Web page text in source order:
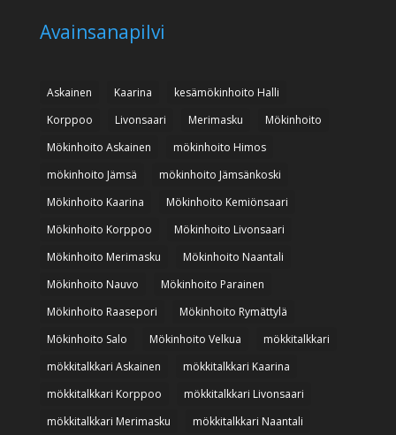
Avainsanapilvi
Askainen Kaarina
kesämökinhoito Halli
Korppoo
Livonsaari Merimasku
Mökinhoito
Mökinhoito Askainen
mökinhoito Himos
mökinhoito Jämsä
mökinhoito Jämsänkoski
Mökinhoito Kaarina
Mökinhoito Kemiönsaari
Mökinhoito Korppoo
Mökinhoito Livonsaari
Mökinhoito Merimasku
Mökinhoito Naantali
Mökinhoito Nauvo
Mökinhoito Parainen
Mökinhoito Raasepori
Mökinhoito Rymättylä
Mökinhoito Salo
Mökinhoito Velkua
mökkitalkkari
mökkitalkkari Askainen
mökkitalkkari Kaarina
mökkitalkkari Korppoo
mökkitalkkari Livonsaari
mökkitalkkari Merimasku
mökkitalkkari Naantali